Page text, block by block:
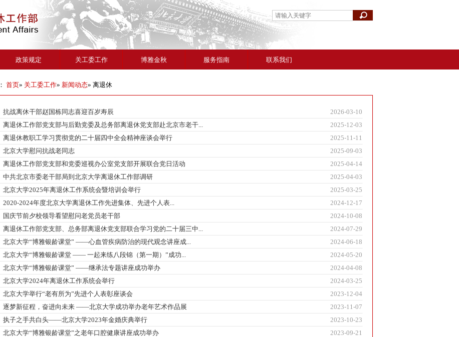
政策规定 关工委工作 博雅金秋 服务指南 联系我们
： 首页» 关工委工作» 新闻动态» 离退休
2026-03-10
抗战离休干部赵国栋同志喜迎百岁寿辰
2025-12-03
离退休工作部党支部与后勤党委及总务部离退休党支部赴北京市老干...
2025-11-11
离退休教职工学习贯彻党的二十届四中全会精神座谈会举行
2025-09-03
北京大学慰问抗战老同志
2025-04-14
离退休工作部党支部和党委巡视办公室党支部开展联合党日活动
2025-04-03
中共北京市委老干部局到北京大学离退休工作部调研
2025-03-25
北京大学2025年离退休工作系统会暨培训会举行
2024-12-17
2020-2024年度北京大学离退休工作先进集体、先进个人表...
2024-10-08
国庆节前夕校领导看望慰问老党员老干部
2024-07-29
离退休工作部党支部、总务部离退休党支部联合学习党的二十届三中...
2024-06-18
北京大学“博雅银龄课堂” ——心血管疾病防治的现代观念讲座成...
2024-05-20
北京大学“博雅银龄课堂 —— 一起来练八段锦（第一期）”成功...
2024-04-08
北京大学“博雅银龄课堂” ——继承法专题讲座成功举办
2024-03-25
北京大学2024年离退休工作系统会举行
2023-12-04
北京大学举行“老有所为”先进个人表彰座谈会
2023-11-07
逐梦新征程，奋进向未来 ——北京大学成功举办老年艺术作品展
2023-10-23
执子之手共白头——北京大学2023年金婚庆典举行
2023-09-21
北京大学“博雅银龄课堂”之老年口腔健康讲座成功举办